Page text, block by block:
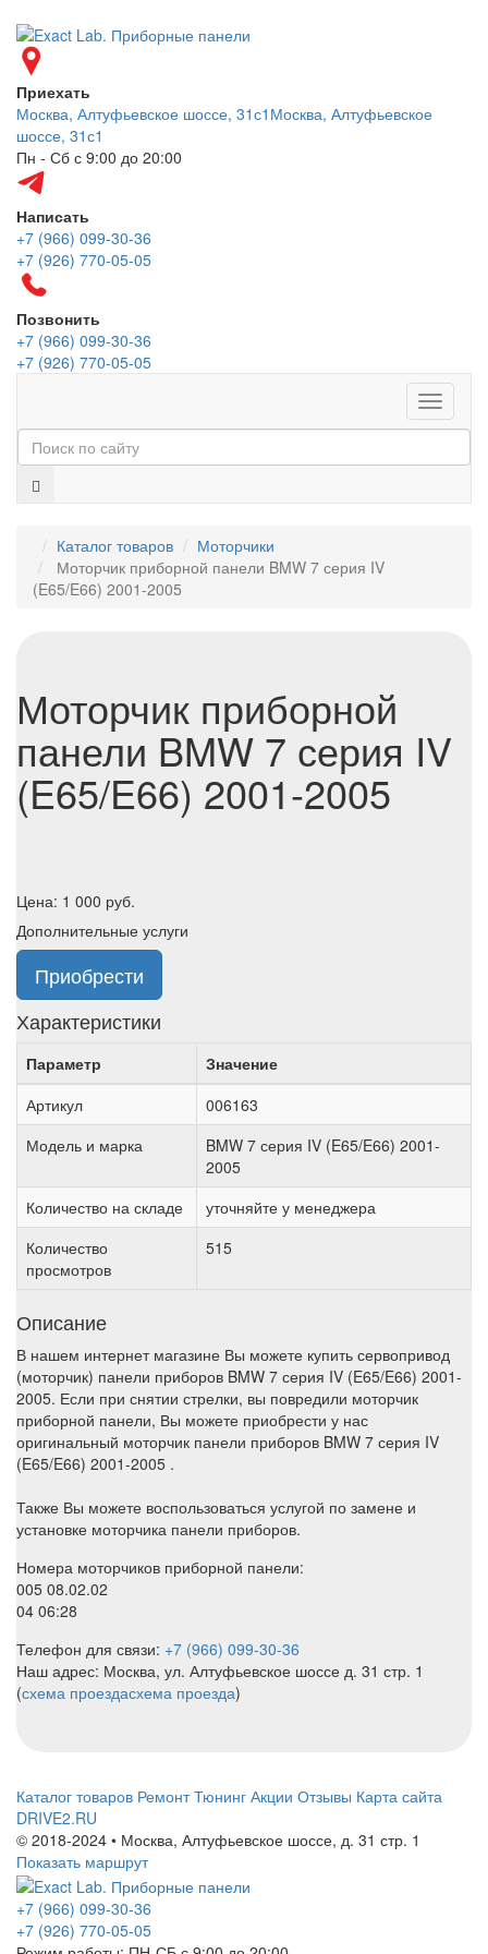
Приехать
Москва, Алтуфьевское шоссе, 31с1 Москва, Алтуфьевское
шоссе, 31с1
Пн - Сб с 9:00 до 20:00
Написать
+7 (966) 099-30-36
+7 (926) 770-05-05
Позвонить
+7 (966) 099-30-36
+7 (926) 770-05-05
Меню
Каталог товаров
Моторчики
Моторчик приборной панели BMW 7 серия IV
(E65/E66) 2001-2005
Моторчик приборной
панели BMW 7 серия IV
(E65/E66) 2001-2005
Цена: 1 000 руб.
Дополнительные услуги
Приобрести
Характеристики
Параметр
Значение
Артикул
006163
Модель и марка
BMW 7 серия IV (E65/E66) 2001-
2005
Количество на складе
уточняйте у менеджера
Количество
просмотров
515
Описание
В нашем интернет магазине Вы можете купить сервопривод
(моторчик) панели приборов BMW 7 серия IV (E65/E66) 2001-
2005. Если при снятии стрелки, вы повредили моторчик
приборной панели, Вы можете приобрести у нас
оригинальный моторчик панели приборов BMW 7 серия IV
(E65/E66) 2001-2005 .
Также Вы можете воспользоваться услугой по замене и
установке моторчика панели приборов.
Номера моторчиков приборной панели:
005 08.02.02
04 06:28
Телефон для связи: +7 (966) 099-30-36
Наш адрес: Москва, ул. Алтуфьевское шоссе д. 31 стр. 1
(схема проездасхема проезда)
Каталог товаров Ремонт Тюнинг Акции Отзывы Карта сайта
DRIVE2.RU
© 2018-2024 • Москва, Алтуфьевское шоссе, д. 31 стр. 1
Показать маршрут
+7 (966) 099-30-36
+7 (926) 770-05-05